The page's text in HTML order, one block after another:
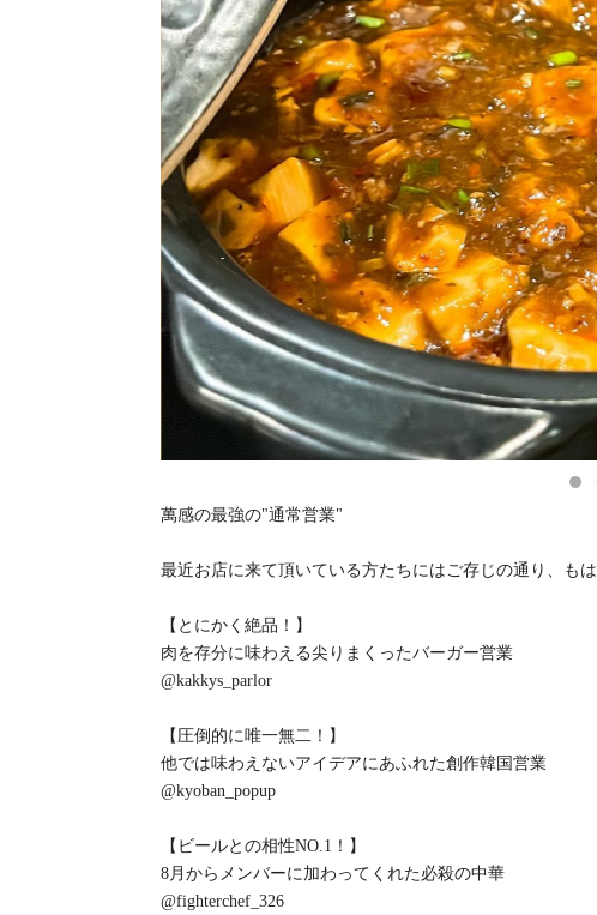
萬感の最強の"通常営業"
最近お店に来て頂いている方たちにはご存じの通り、も
【とにかく絶品！】
肉を存分に味わえる尖りまくったバーガー営業
@kakkys_parlor
【圧倒的に唯一無二！】
他では味わえないアイデアにあふれた創作韓国営業
@kyoban_popup
【ビールとの相性NO.1！】
8月からメンバーに加わってくれた必殺の中華
@fighterchef_326